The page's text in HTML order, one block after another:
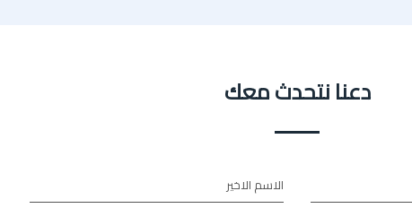
دعنا نتحدث معك
الاسم الاخير